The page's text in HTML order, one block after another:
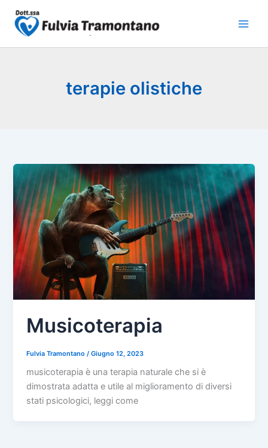
contenuto
terapie olistiche
Musicoterapia
Fulvia Tramontano/Giugno 12, 2023
musicoterapia è una terapia naturale che si è
dimostrata adatta e utile al miglioramento di diversi
stati psicologici, leggi come